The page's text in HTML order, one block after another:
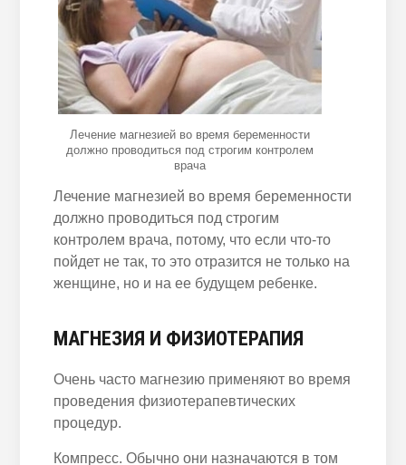
Лечение магнезией во время беременности
должно проводиться под строгим контролем
врача
Лечение магнезией во время беременности
должно проводиться под строгим
контролем врача, потому, что если что-то
пойдет не так, то это отразится не только на
женщине, но и на ее будущем ребенке.
МАГНЕЗИЯ И ФИЗИОТЕРАПИЯ
Очень часто магнезию применяют во время
проведения физиотерапевтических
процедур.
Компресс. Обычно они назначаются в том